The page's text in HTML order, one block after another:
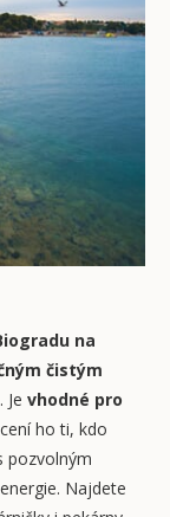
na
čistým
vhodné pro
ho ti, kdo
pozvolným
Najdete